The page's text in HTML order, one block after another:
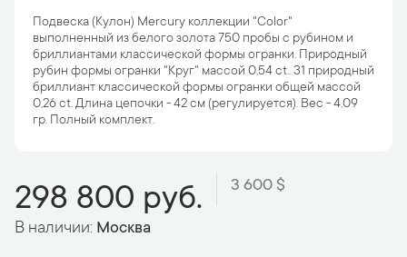
Подвеска (Кулон) Mercury коллекции "Color"
выполненный из белого золота 750 пробы с рубином и
бриллиантами классической формы огранки. Природный
рубин формы огранки "Круг" массой 0,54 ct.. 31 природный
бриллиант классической формы огранки общей массой
0,26 ct. Длина цепочки - 42 см (регулируется). Вес - 4,09
гр. Полный комплект.
298 800 руб. 3 600 $
В наличии: Москва